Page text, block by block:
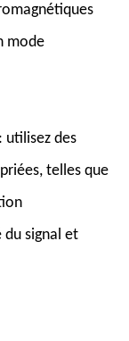
mode
utilisez des
telles que
signal et